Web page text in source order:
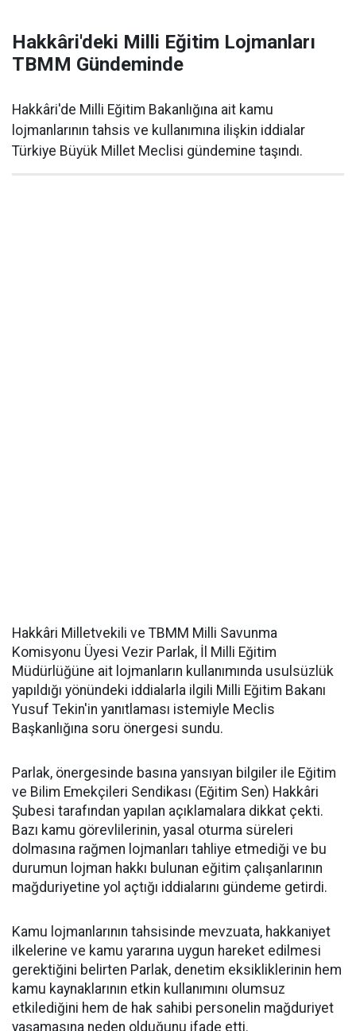
Hakkâri'deki Milli Eğitim Lojmanları
TBMM Gündeminde
Hakkâri'de Milli Eğitim Bakanlığına ait kamu
lojmanlarının tahsis ve kullanımına ilişkin iddialar
Türkiye Büyük Millet Meclisi gündemine taşındı.
Hakkâri Milletvekili ve TBMM Milli Savunma
Komisyonu Üyesi Vezir Parlak, İl Milli Eğitim
Müdürlüğüne ait lojmanların kullanımında usulsüzlük
yapıldığı yönündeki iddialarla ilgili Milli Eğitim Bakanı
Yusuf Tekin'in yanıtlaması istemiyle Meclis
Başkanlığına soru önergesi sundu.
Parlak, önergesinde basına yansıyan bilgiler ile Eğitim
ve Bilim Emekçileri Sendikası (Eğitim Sen) Hakkâri
Şubesi tarafından yapılan açıklamalara dikkat çekti.
Bazı kamu görevlilerinin, yasal oturma süreleri
dolmasına rağmen lojmanları tahliye etmediği ve bu
durumun lojman hakkı bulunan eğitim çalışanlarının
mağduriyetine yol açtığı iddialarını gündeme getirdi.
Kamu lojmanlarının tahsisinde mevzuata, hakkaniyet
ilkelerine ve kamu yararına uygun hareket edilmesi
gerektiğini belirten Parlak, denetim eksikliklerinin hem
kamu kaynaklarının etkin kullanımını olumsuz
etkilediğini hem de hak sahibi personelin mağduriyet
yaşamasına neden olduğunu ifade etti.